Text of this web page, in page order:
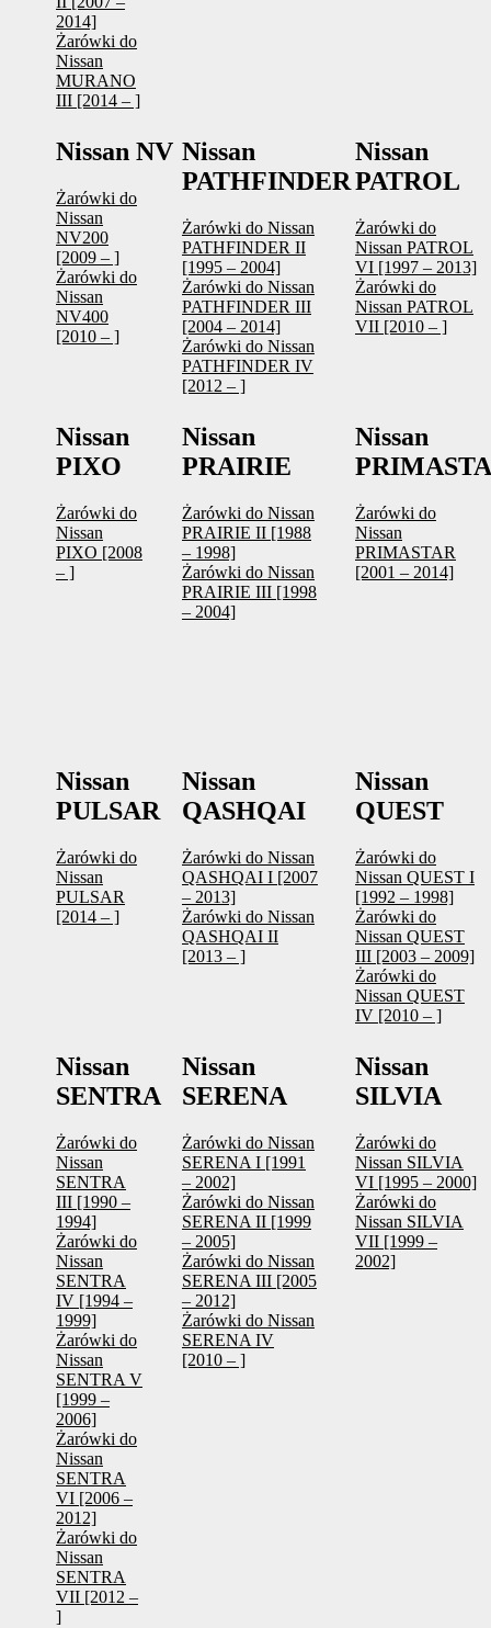
2014]
Żarówki do
Nissan
MURANO
III [2014 – ]
Nissan NV
Żarówki do
Nissan
NV200
[2009 – ]
Żarówki do
Nissan
NV400
[2010 – ]
Nissan
PATHFINDER
Żarówki do Nissan
PATHFINDER II
[1995 – 2004]
Żarówki do Nissan
PATHFINDER III
[2004 – 2014]
Żarówki do Nissan
PATHFINDER IV
[2012 – ]
Nissan
PATROL
Żarówki do
Nissan PATROL
VI [1997 – 2013]
Żarówki do
Nissan PATROL
VII [2010 – ]
Nissan
PIXO
Żarówki do
Nissan
PIXO [2008
– ]
Nissan
PRAIRIE
Żarówki do Nissan
PRAIRIE II [1988
– 1998]
Żarówki do Nissan
PRAIRIE III [1998
– 2004]
Nissan
Żarówki do
Nissan
PRIMASTAR
[2001 – 2014]
Nissan
PULSAR
Żarówki do
Nissan
PULSAR
[2014 – ]
Nissan
QASHQAI
Żarówki do Nissan
QASHQAI I [2007
– 2013]
Żarówki do Nissan
QASHQAI II
[2013 – ]
Nissan
QUEST
Żarówki do
Nissan QUEST I
[1992 – 1998]
Żarówki do
Nissan QUEST
III [2003 – 2009]
Żarówki do
Nissan QUEST
IV [2010 – ]
Nissan
SENTRA
Żarówki do
Nissan
SENTRA
III [1990 –
1994]
Żarówki do
Nissan
SENTRA
IV [1994 –
1999]
Żarówki do
Nissan
SENTRA V
[1999 –
2006]
Żarówki do
Nissan
SENTRA
VI [2006 –
2012]
Żarówki do
Nissan
SENTRA
VII [2012 –
]
Nissan
SERENA
Żarówki do Nissan
SERENA I [1991
– 2002]
Żarówki do Nissan
SERENA II [1999
– 2005]
Żarówki do Nissan
SERENA III [2005
– 2012]
Żarówki do Nissan
SERENA IV
[2010 – ]
Nissan
SILVIA
Żarówki do
Nissan SILVIA
VI [1995 – 2000]
Żarówki do
Nissan SILVIA
VII [1999 –
2002]